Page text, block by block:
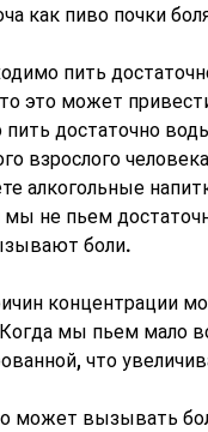
как пиво почки
пить
это может
пить достаточно
взрослого
алкогольные
мы не пьем
боли.
концентрации
мы пьем мало
что
может вызывать